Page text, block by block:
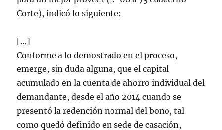
Corte), indicó lo siguiente:
[…]
Conforme a lo demostrado en el proceso,
emerge, sin duda alguna, que el capital
acumulado en la cuenta de ahorro individual del
demandante, desde el año 2014 cuando se
presentó la redención normal del bono, tal
como quedó definido en sede de casación,